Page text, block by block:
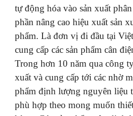
tự động hóa vào sản xuất
phần nâng cao hiệu xuất sản
phẩm. Là đơn vị đi đầu tại
cung cấp các sản phẩm cân
Trong hơn 10 năm qua công
xuất và cung cấp tới các nhờ
phẩm định lượng nguyên liệu
phù hợp theo mong muốn